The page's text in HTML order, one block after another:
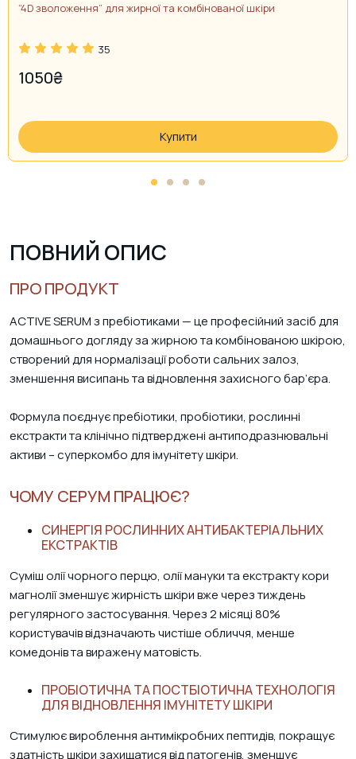
“4D зволоження” для жирної та комбінованої шкіри
35
1050₴
Купити
ПОВНИЙ ОПИС
ПРО ПРОДУКТ
ACTIVE SERUM з пребіотиками — це професійний засіб для
домашнього догляду за жирною та комбінованою шкірою,
створений для нормалізації роботи сальних залоз,
зменшення висипань та відновлення захисного бар’єра.
Формула поєднує пребіотики, пробіотики, рослинні
екстракти та клінічно підтверджені антиподразнювальні
активи – суперкомбо для імунітету шкіри.
ЧОМУ СЕРУМ ПРАЦЮЄ?
СИНЕРГІЯ РОСЛИННИХ АНТИБАКТЕРІАЛЬНИХ
ЕКСТРАКТІВ
Суміш олії чорного перцю, олії мануки та екстракту кори
магнолії зменшує жирність шкіри вже через тиждень
регулярного застосування. Через 2 місяці 80%
користувачів відзначають чистіше обличчя, менше
комедонів та виражену матовість.
ПРОБІОТИЧНА ТА ПОСТБІОТИЧНА ТЕХНОЛОГІЯ
ДЛЯ ВІДНОВЛЕННЯ ІМУНІТЕТУ ШКІРИ
Стимулює вироблення антимікробних пептидів, покращує
здатність шкіри захищатися від патогенів, зменшує